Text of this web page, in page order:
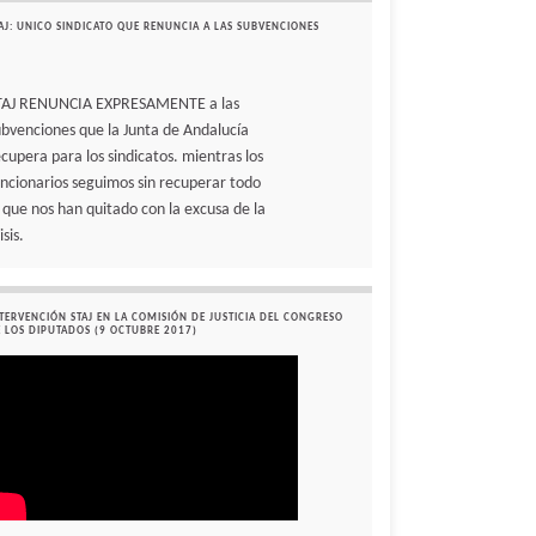
UNICO SINDICATO QUE RENUNCIA A LAS SUBVENCIONES
RENUNCIA EXPRESAMENTE a las
que la Junta de Andalucía
para los sindicatos. mientras los
seguimos sin recuperar todo
que nos han quitado con la excusa de la
STAJ EN LA COMISIÓN DE JUSTICIA DEL CONGRESO
LOS DIPUTADOS (9 OCTUBRE 2017)